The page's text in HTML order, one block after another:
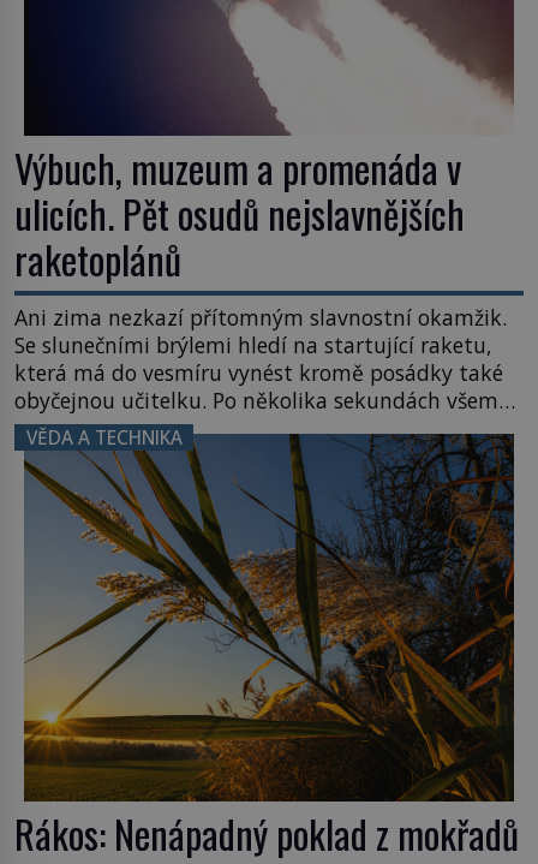
Výbuch, muzeum a promenáda v
ulicích. Pět osudů nejslavnějších
raketoplánů
Ani zima nezkazí přítomným slavnostní okamžik.
Se slunečními brýlemi hledí na startující raketu,
která má do vesmíru vynést kromě posádky také
obyčejnou učitelku. Po několika sekundách všem
ztuhnou úsměvy, stroj totiž exploduje. Jejich
konstrukce není z levného kraje, daňové
poplatníky stojí miliardy dolarů. Na druhou stranu
zvládnou jen představitelné věci. Na malé kousky
Název: Columbia První […]
VĚDA A TECHNIKA
Rákos: Nenápadný poklad z mokřadů